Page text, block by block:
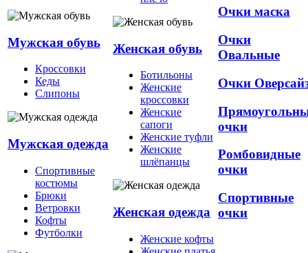
Мужская обувь
Кроссовки
Кеды
Слипоны
Мужская одежда
Спортивные
костюмы
Брюки
Ветровки
Кофты
Футболки
Женская обувь
Ботильоны
Женские
кроссовки
Женские
сапоги
Женские туфли
Женские
шлёпанцы
Женская одежда
Женские кофты
Очки маска
Очки
Овальные
Очки
очки
Ромбовидные
очки
Спортивные
очки